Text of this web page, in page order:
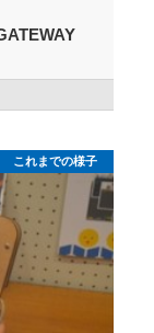
これまでの様子